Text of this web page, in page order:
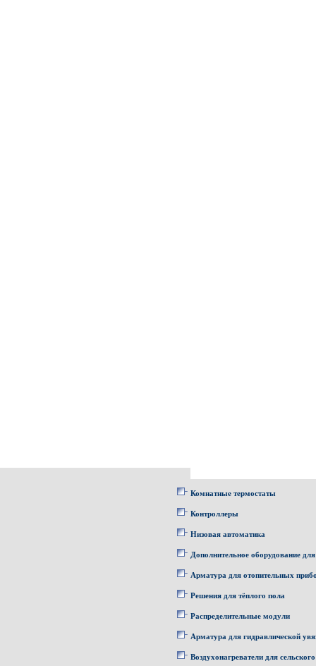
Комнатные термостаты
Контроллеры
Низовая автоматика
Дополнительное оборудование
Арматура для отопительных
Решения для тёплого пола
Распределительные модули
Арматура для гидравлической
Воздухонагреватели для